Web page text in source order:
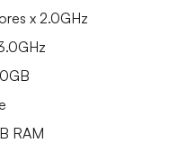
x 2.0GHz
RAM